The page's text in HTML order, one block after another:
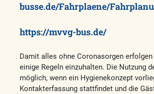
busse.de/Fahrplaene/
https://mvvg-bus.de/
Damit alles ohne Coronasorgen
einige Regeln einzuhalten. Die Nutzung
möglich, wenn ein Hygienekonzept
Kontakterfassung stattfindet und die